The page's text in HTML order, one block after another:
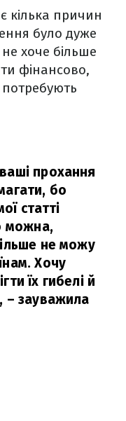
кілька причин
було дуже
хоче більше
фінансово,
прохання
бо
статті
можна,
не можу
Хочу
їх гибелі й
– зауважила